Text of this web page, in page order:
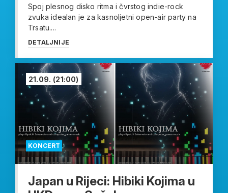
Spoj plesnog disko ritma i čvrstog indie-rock
zvuka idealan je za kasnoljetni open-air party na
Trsatu....
DETALJNIJE
KONCERT
21.09. (21:00)
Japan u Rijeci: Hibiki Kojima u